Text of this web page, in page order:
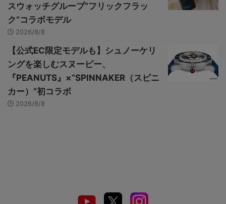
スウォッチグループ“フリックフラッ
ク”コラボモデル
2026/8/8
【公式EC限定モデルも】シュノーケリ
ングを楽しむスヌーピー、
『PEANUTS』×“SPINNAKER（スピニ
カー）”初コラボ
2026/8/8